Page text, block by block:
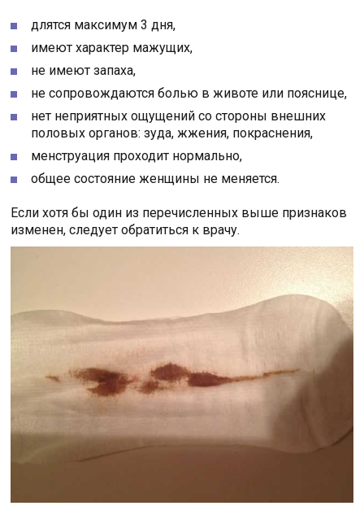
длятся максимум 3 дня,
имеют характер мажущих,
не имеют запаха,
не сопровождаются болью в животе или пояснице,
нет неприятных ощущений со стороны внешних
половых органов: зуда, жжения, покраснения,
менструация проходит нормально,
общее состояние женщины не меняется.
Если хотя бы один из перечисленных выше признаков
изменен, следует обратиться к врачу.